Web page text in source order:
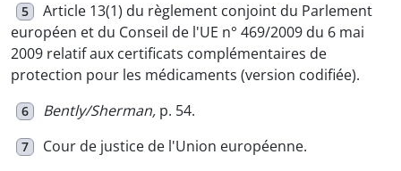
5
Article 13(1) du règlement conjoint du Parlement
européen et du Conseil de l'UE n° 469/2009 du 6 mai
2009 relatif aux certificats complémentaires de
protection pour les médicaments (version codifiée).
6 Bently/Sherman, p. 54.
7 Cour de justice de l'Union européenne.